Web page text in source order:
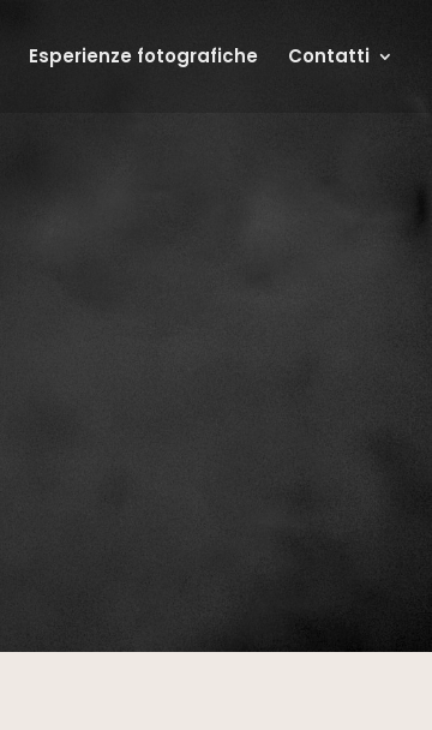
Esperienze fotografiche Contatti